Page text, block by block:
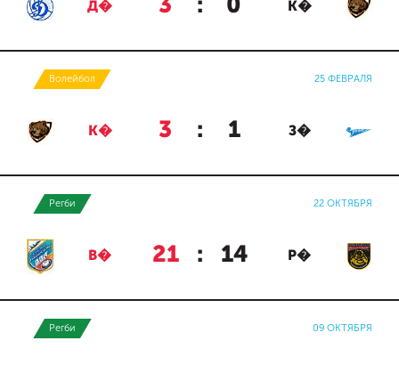
Д� 3 : 0 К�
Волейбол 25 ФЕВРАЛЯ
К� 3 : 1 З�
Регби 22 ОКТЯБРЯ
В� 21 : 14 Р�
Регби 09 ОКТЯБРЯ